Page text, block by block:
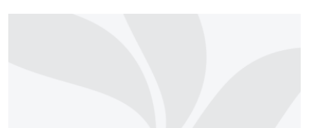
Вернутся